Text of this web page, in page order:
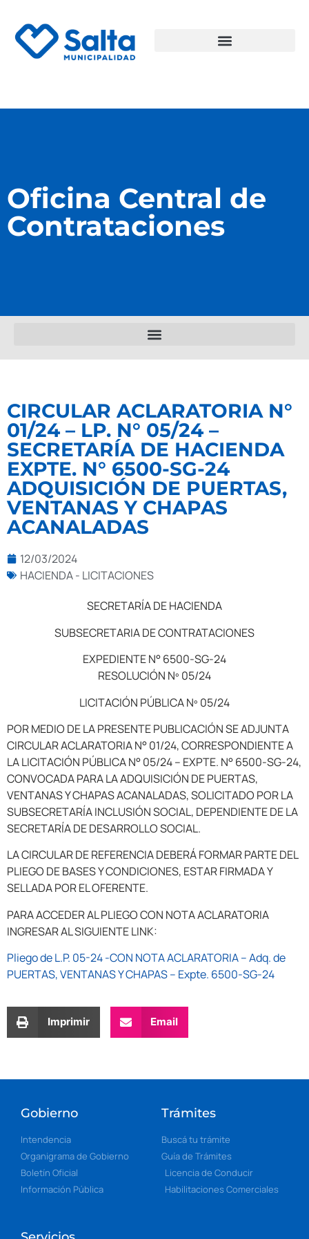
Oficina Central de
Contrataciones
CIRCULAR ACLARATORIA N°
01/24 – LP. N° 05/24 –
SECRETARÍA DE HACIENDA
EXPTE. N° 6500-SG-24
ADQUISICIÓN DE PUERTAS,
VENTANAS Y CHAPAS
ACANALADAS
12/03/2024
HACIENDA - LICITACIONES
SECRETARÍA DE HACIENDA
SUBSECRETARIA DE CONTRATACIONES
EXPEDIENTE N° 6500-SG-24
RESOLUCIÓN Nº 05/24
LICITACIÓN PÚBLICA Nº 05/24
POR MEDIO DE LA PRESENTE PUBLICACIÓN SE ADJUNTA
CIRCULAR ACLARATORIA N° 01/24, CORRESPONDIENTE A
LA LICITACIÓN PÚBLICA N° 05/24 – EXPTE. N° 6500-SG-24,
CONVOCADA PARA LA ADQUISICIÓN DE PUERTAS,
VENTANAS Y CHAPAS ACANALADAS, SOLICITADO POR LA
SUBSECRETARÍA INCLUSIÓN SOCIAL, DEPENDIENTE DE LA
SECRETARÍA DE DESARROLLO SOCIAL.
LA CIRCULAR DE REFERENCIA DEBERÁ FORMAR PARTE DEL
PLIEGO DE BASES Y CONDICIONES, ESTAR FIRMADA Y
SELLADA POR EL OFERENTE.
PARA ACCEDER AL PLIEGO CON NOTA ACLARATORIA
INGRESAR AL SIGUIENTE LINK:
Pliego de L.P. 05-24 -CON NOTA ACLARATORIA – Adq. de
PUERTAS, VENTANAS Y CHAPAS – Expte. 6500-SG-24
Imprimir Email
Gobierno
Intendencia
Organigrama de Gobierno
Boletín Oficial
Información Pública
Trámites
Buscá tu trámite
Guía de Trámites
Licencia de Conducir
Habilitaciones Comerciales